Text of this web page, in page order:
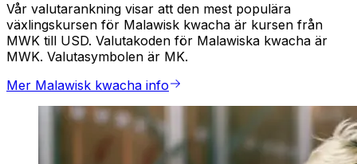
Vår valutarankning visar att den mest populära
växlingskursen för Malawisk kwacha är kursen från
MWK till USD. Valutakoden för Malawiska kwacha är
MWK. Valutasymbolen är MK.
Mer Malawisk kwacha info